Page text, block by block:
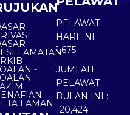
-
LAMAN
PELAWAT
HARI INI :
1,675
JUMLAH
PELAWAT
BULAN INI :
120,424